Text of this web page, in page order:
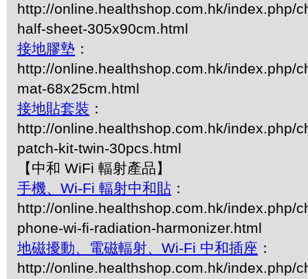
http://online.healthshop.com.hk/index.php/
half-sheet-305x90cm.html
接地膠墊 ：
http://online.healthshop.com.hk/index.php/
mat-68x25cm.html
接地貼套裝 ：
http://online.healthshop.com.hk/index.php/
patch-kit-twin-30pcs.html
【中和 WiFi 輻射產品】
手機、Wi-Fi 輻射中和貼 ：
http://online.healthshop.com.hk/index.php/
phone-wi-fi-radiation-harmonizer.html
地磁擾動、電磁輻射、Wi-Fi 中和插座 ：
http://online.healthshop.com.hk/index.php/